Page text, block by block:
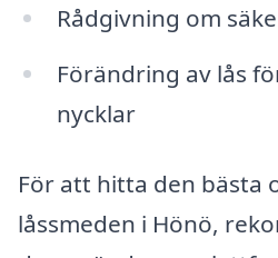
Rådgivning om
Förändring av lås
nycklar
För att hitta den bästa
låssmeden i Hönö,